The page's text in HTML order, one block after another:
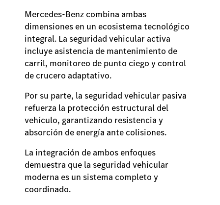
Mercedes-Benz combina ambas
dimensiones en un ecosistema tecnológico
integral. La seguridad vehicular activa
incluye asistencia de mantenimiento de
carril, monitoreo de punto ciego y control
de crucero adaptativo.
Por su parte, la seguridad vehicular pasiva
refuerza la protección estructural del
vehículo, garantizando resistencia y
absorción de energía ante colisiones.
La integración de ambos enfoques
demuestra que la seguridad vehicular
moderna es un sistema completo y
coordinado.